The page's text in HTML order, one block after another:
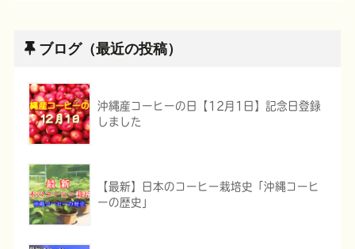
ブログ（最近の投稿）
沖縄産コーヒーの日【12月1日】記念日登録
しました
【最新】日本のコーヒー栽培史「沖縄コーヒ
ーの歴史」